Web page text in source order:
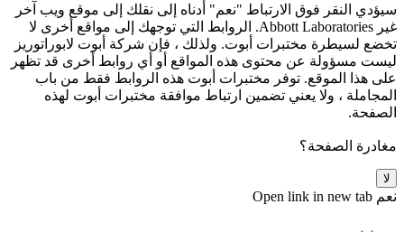
سيؤدي النقر فوق الارتباط "نعم" أدناه إلى نقلك إلى موقع ويب آخر
غير Abbott Laboratories. الروابط التي توجهك إلى مواقع أخرى لا
تخضع لسيطرة مختبرات أبوت. ولذلك ، فإن شركة أبوت لابوراتوريز
ليست مسؤولة عن محتوى هذه المواقع أو أي روابط أخرى قد تظهر
على هذا الموقع. توفر مختبرات أبوت هذه الروابط فقط من باب
المجاملة ، ولا يعني تضمين ارتباط موافقة مختبرات أبوت لهذه
الصفحة.
مغادرة الصفحة؟
لا
نعم Open link in new tab